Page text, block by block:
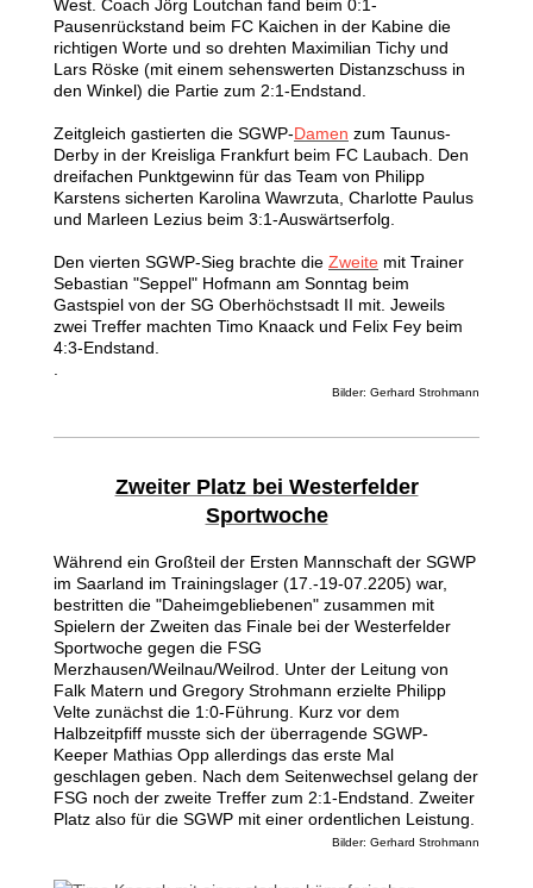
West. Coach Jörg Loutchan fand beim 0:1-
Pausenrückstand beim FC Kaichen in der Kabine die
richtigen Worte und so drehten Maximilian Tichy und
Lars Röske (mit einem sehenswerten Distanzschuss in
den Winkel) die Partie zum 2:1-Endstand.
Zeitgleich gastierten die SGWP-Damen zum Taunus-
Derby in der Kreisliga Frankfurt beim FC Laubach. Den
dreifachen Punktgewinn für das Team von Philipp
Karstens sicherten Karolina Wawrzuta, Charlotte Paulus
und Marleen Lezius beim 3:1-Auswärtserfolg.
Den vierten SGWP-Sieg brachte die Zweite mit Trainer
Sebastian "Seppel" Hofmann am Sonntag beim
Gastspiel von der SG Oberhöchstsadt II mit. Jeweils
zwei Treffer machten Timo Knaack und Felix Fey beim
4:3-Endstand.
Bilder: Gerhard Strohmann
Zweiter Platz bei Westerfelder
Sportwoche
Während ein Großteil der Ersten Mannschaft der SGWP
im Saarland im Trainingslager (17.-19-07.2205) war,
bestritten die "Daheimgebliebenen" zusammen mit
Spielern der Zweiten das Finale bei der Westerfelder
Sportwoche gegen die FSG
Merzhausen/Weilnau/Weilrod. Unter der Leitung von
Falk Matern und Gregory Strohmann erzielte Philipp
Velte zunächst die 1:0-Führung. Kurz vor dem
Halbzeitpfiff musste sich der überragende SGWP-
Keeper Mathias Opp allerdings das erste Mal
geschlagen geben. Nach dem Seitenwechsel gelang der
FSG noch der zweite Treffer zum 2:1-Endstand. Zweiter
Platz also für die SGWP mit einer ordentlichen Leistung
Bilder: Gerhard Strohmann